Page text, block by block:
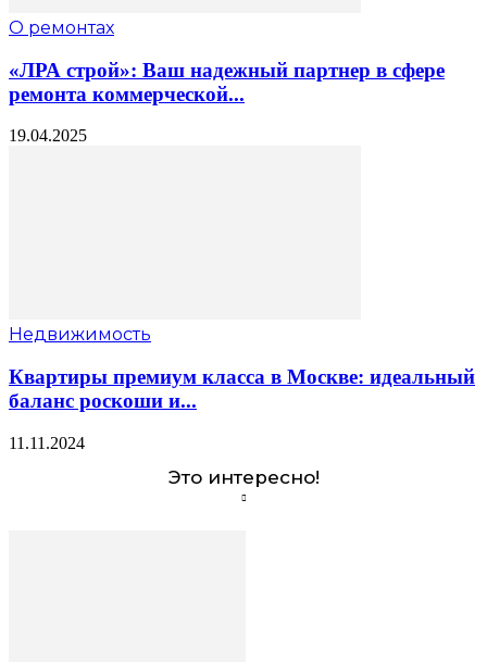
О ремонтах
«ЛРА строй»: Ваш надежный партнер в сфере
ремонта коммерческой...
19.04.2025
Недвижимость
Квартиры премиум класса в Москве: идеальный
баланс роскоши и...
11.11.2024
Это интересно!